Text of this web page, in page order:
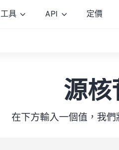
工具 API 定價
源核
在下方輸入一個值，我